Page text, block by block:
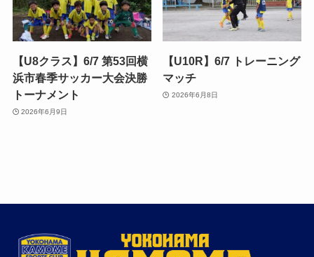
【U8クラス】6/7 第53回横
浜市春季サッカー大会決勝
トーナメント
2026年6月9日
【U10R】6/7 トレーニング
マッチ
2026年6月8日